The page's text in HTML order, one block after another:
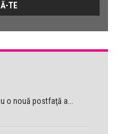
o nouă postfaţă a...